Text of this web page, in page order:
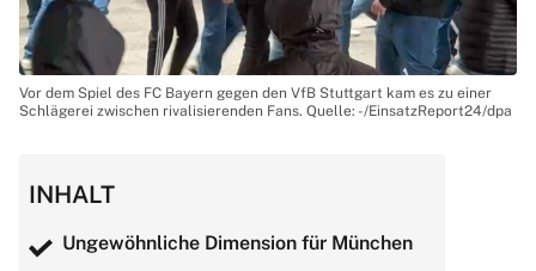
Vor dem Spiel des FC Bayern gegen den VfB Stuttgart kam es zu einer
Schlägerei zwischen rivalisierenden Fans. Quelle: -/EinsatzReport24/dpa
INHALT
Ungewöhnliche Dimension für München